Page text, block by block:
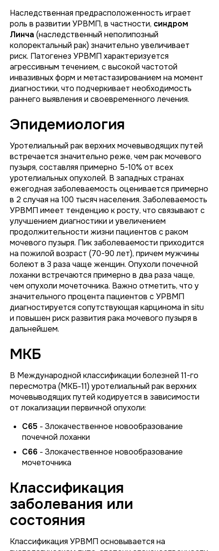
Наследственная предрасположенность играет
роль в развитии УРВМП, в частности, синдром
Линча (наследственный неполипозный
колоректальный рак) значительно увеличивает
риск. Патогенез УРВМП характеризуется
агрессивным течением, с высокой частотой
инвазивных форм и метастазированием на момент
диагностики, что подчеркивает необходимость
раннего выявления и своевременного лечения.
Эпидемиология
Уротелиальный рак верхних мочевыводящих путей
встречается значительно реже, чем рак мочевого
пузыря, составляя примерно 5-10% от всех
уротелиальных опухолей. В западных странах
ежегодная заболеваемость оценивается примерно
в 2 случая на 100 тысяч населения. Заболеваемость
УРВМП имеет тенденцию к росту, что связывают с
улучшением диагностики и увеличением
продолжительности жизни пациентов с раком
мочевого пузыря. Пик заболеваемости приходится
на пожилой возраст (70-90 лет), причем мужчины
болеют в 3 раза чаще женщин. Опухоли почечной
лоханки встречаются примерно в два раза чаще,
чем опухоли мочеточника. Важно отметить, что у
значительного процента пациентов с УРВМП
диагностируется сопутствующая карцинома in situ
и повышен риск развития рака мочевого пузыря в
дальнейшем.
МКБ
В Международной классификации болезней 11-го
пересмотра (МКБ-11) уротелиальный рак верхних
мочевыводящих путей кодируется в зависимости
от локализации первичной опухоли:
C65 - Злокачественное новообразование
почечной лоханки
C66 - Злокачественное новообразование
мочеточника
Классификация
заболевания или
состояния
Классификация УРВМП основывается на